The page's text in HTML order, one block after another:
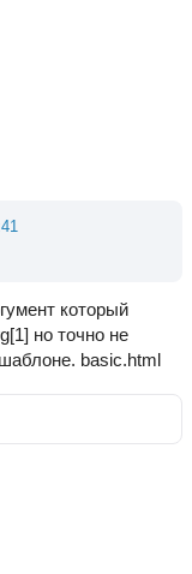
который
но точно не
basic.html